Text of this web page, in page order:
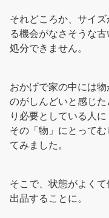
それどころか、サイ
る機会がなさそうな
処分できません。
おかげで家の中には
のがしんどいと感じ
り必要としている人
その「物」にとって
てみました。
そこで、状態がよく
出品することに。